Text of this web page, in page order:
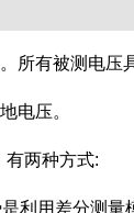
所有被测电压
电压。
有两种方式:
利用差分测